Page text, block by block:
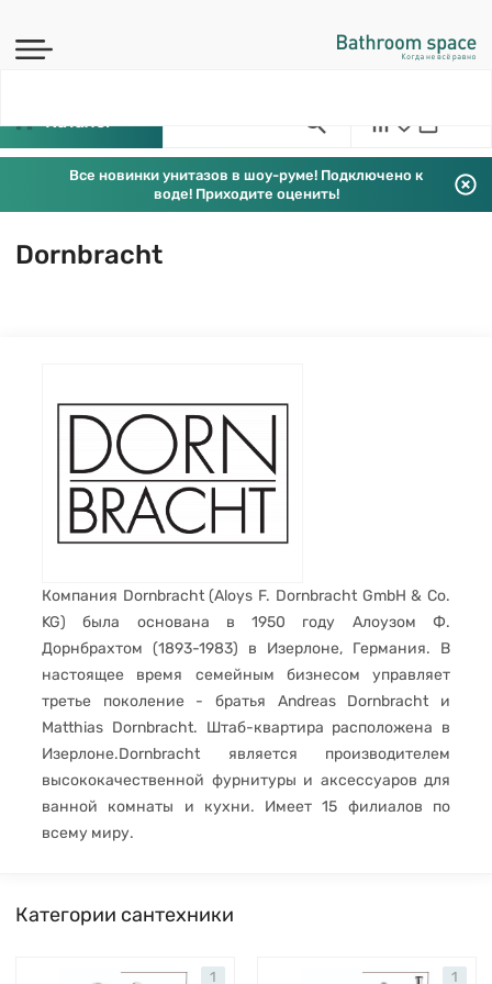
Каталог
Все новинки унитазов в шоу-руме! Подключено к
воде! Приходите оценить!
Dornbracht
Компания Dornbracht (Aloys F. Dornbracht GmbH & Co.
KG) была основана в 1950 году Алоузом Ф.
Дорнбрахтом (1893-1983) в Изерлоне, Германия. В
настоящее время семейным бизнесом управляет
третье поколение - братья Andreas Dornbracht и
Matthias Dornbracht. Штаб-квартира расположена в
Изерлоне.Dornbracht является производителем
высококачественной фурнитуры и аксессуаров для
ванной комнаты и кухни. Имеет 15 филиалов по
всему миру.
Категории сантехники
1 1